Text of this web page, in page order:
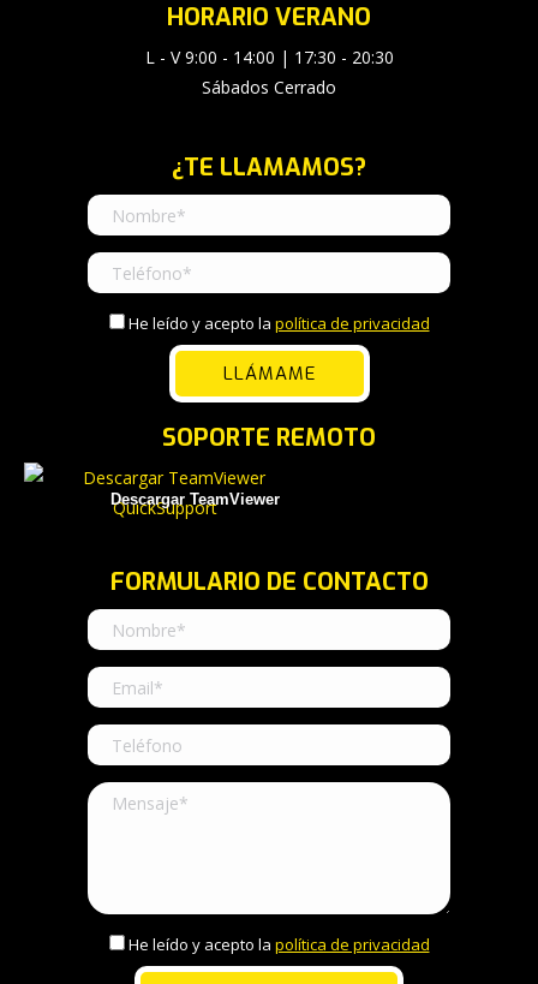
HORARIO VERANO
L - V 9:00 - 14:00 | 17:30 - 20:30
Sábados Cerrado
¿TE LLAMAMOS?
He leído y acepto la política de privacidad
SOPORTE REMOTO
Descargar TeamViewer
FORMULARIO DE CONTACTO
He leído y acepto la política de privacidad